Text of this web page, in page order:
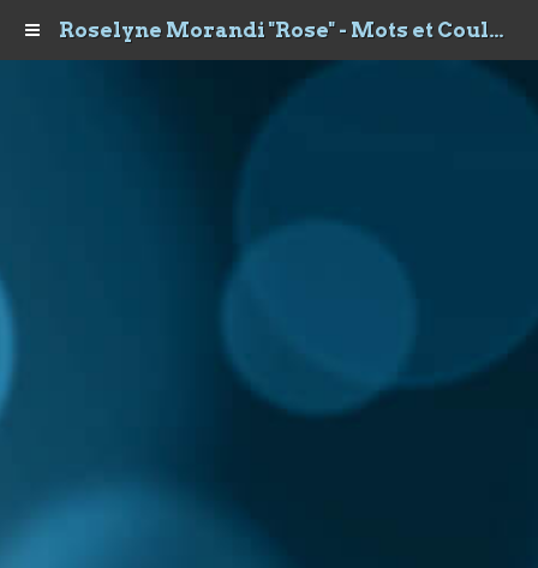
Roselyne Morandi "Rose" - Mots et Couleurs